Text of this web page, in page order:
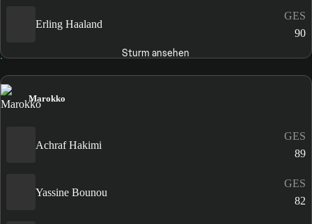
Erling Haaland
GES
90
Sturm ansehen
Marokko
Achraf Hakimi
GES
89
Yassine Bounou
GES
82